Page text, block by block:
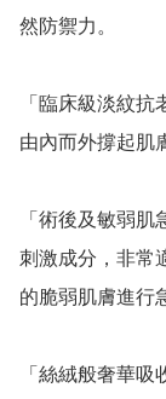
然防禦力。
「臨床級淡紋
由內而外撐起肌
「術後及敏弱
刺激成分，非常
的脆弱肌膚進行
「絲絨般奢華